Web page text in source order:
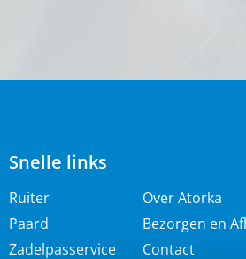
Snelle links
Ruiter
Paard
Zadelpasservice
Over Atorka
Bezorgen en
Contact